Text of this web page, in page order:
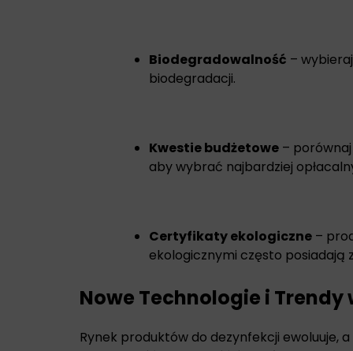
Biodegradowalność –
biodegradacji.
Kwestie budżetowe– porównaj
aby wybrać najbardziej
Certyfikaty ekologiczne–
ekologicznymi często posiadają
Nowe Technologie i
Rynek produktów do dezynfekcji ewoluuje,